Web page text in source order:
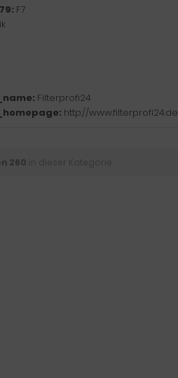
F7
Filterprofi24
http://www.filterprofi24.de
260 in dieser Kategorie